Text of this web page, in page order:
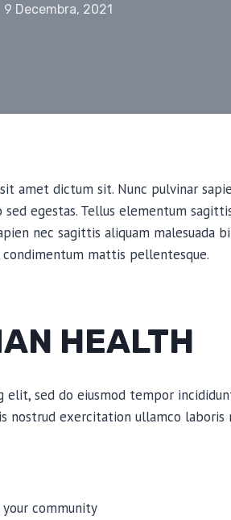
9 Decembra, 2021
amet dictum sit. Nunc pulvinar
egestas. Tellus elementum
nec sagittis aliquam malesuada
mattis pellentesque.
HEALTH
elit, sed do eiusmod tempor
nostrud exercitation ullamco laboris
community